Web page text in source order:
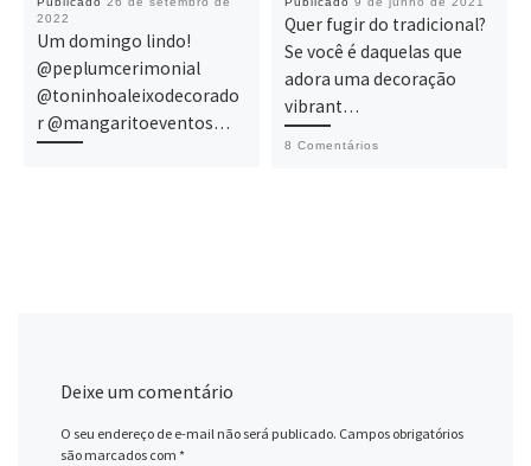
2022
Um domingo lindo!
@peplumcerimonial
@toninhoaleixodecorado
r @mangaritoeventos…
Quer fugir do tradicional?
Se você é daquelas que
adora uma decoração
vibrant…
8 Comentários
Deixe um comentário
O seu endereço de e-mail não será publicado. Campos obrigatórios
são marcados com*